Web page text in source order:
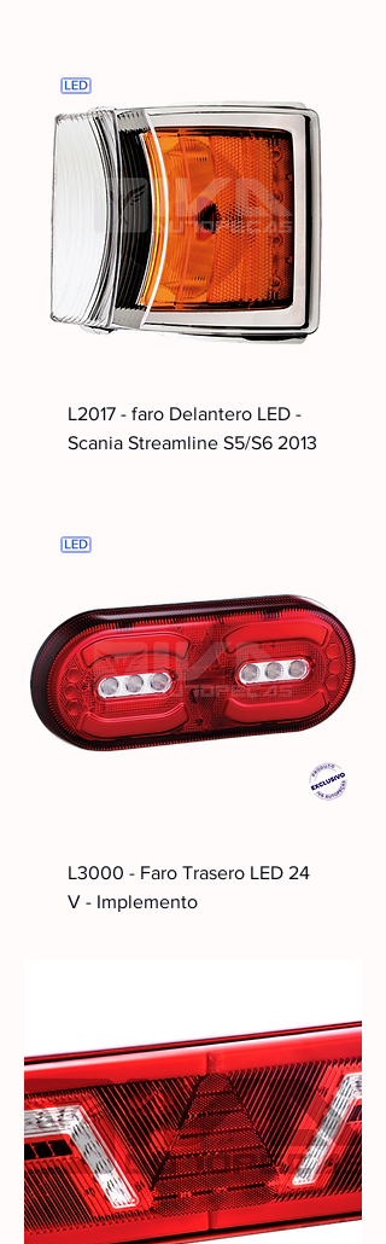
L2017 - faro Delantero LED -
Scania Streamline S5/S6 2013
L3000 - Faro Trasero LED 24
V - Implemento